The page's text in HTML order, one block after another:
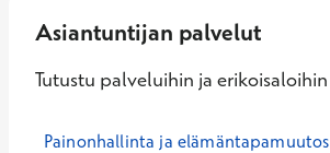
Asiantuntijan palvelut
Tutustu palveluihin ja erikoisaloihin
Painonhallinta ja elämäntapamuutos